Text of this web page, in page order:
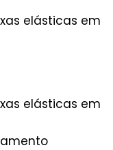
elásticas em
elásticas em